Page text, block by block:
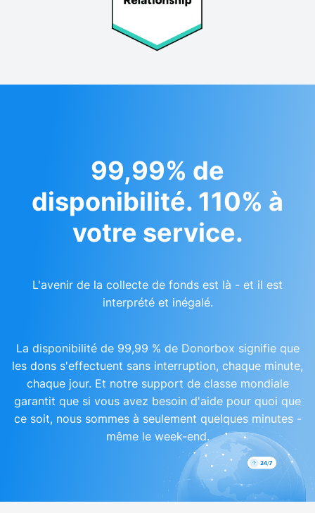
99,99% de
disponibilité. 110% à
votre service.
L'avenir de la collecte de fonds est là - et il est
interprété et inégalé.
La disponibilité de 99,99 % de Donorbox signifie que
les dons s'effectuent sans interruption, chaque minute,
chaque jour. Et notre support de classe mondiale
garantit que si vous avez besoin d'aide pour quoi que
ce soit, nous sommes à seulement quelques minutes -
même le week-end.